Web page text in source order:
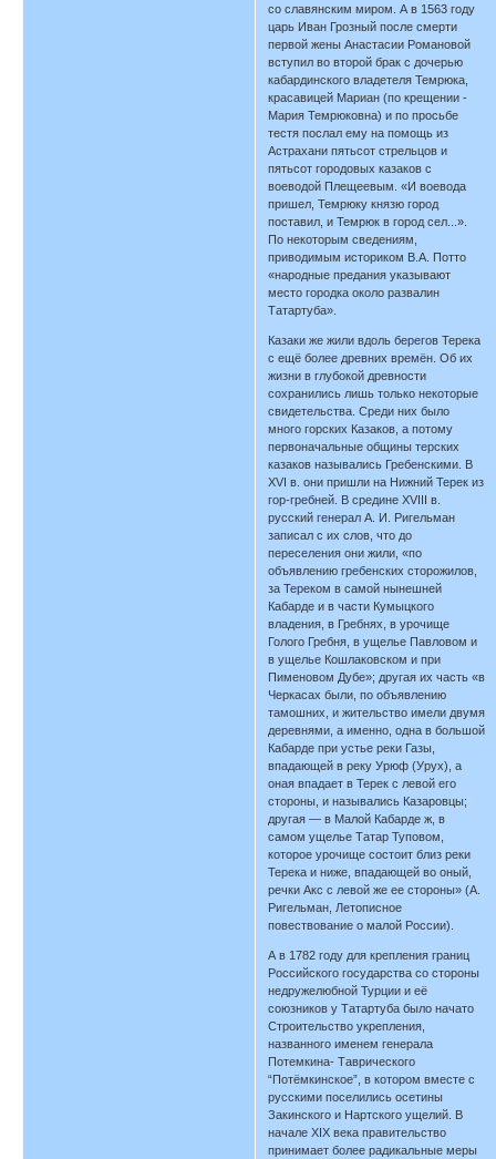
со славянским миром. А в 1563 году
царь Иван Грозный после смерти
первой жены Анастасии Романовой
вступил во второй брак с дочерью
кабардинского владетеля Темрюка,
красавицей Мариан (по крещении -
Мария Темрюковна) и по просьбе
тестя послал ему на помощь из
Астрахани пятьсот стрельцов и
пятьсот городовых казаков с
воеводой Плещеевым. «И воевода
пришел, Темрюку князю город
поставил, и Темрюк в город сел...».
По некоторым сведениям,
приводимым историком В.А. Потто
«народные предания указывают
место городка около развалин
Татартуба».
Казаки же жили вдоль берегов Терека
с ещё более древних времён. Об их
жизни в глубокой древности
сохранились лишь только некоторые
свидетельства. Среди них было
много горских Казаков, а потому
первоначальные общины терских
казаков назывались Гребенскими. В
XVI в. они пришли на Нижний Терек из
гор-гребней. В средине XVIII в.
русский генерал А. И. Ригельман
записал с их слов, что до
переселения они жили, «по
объявлению гребенских сторожилов,
за Тереком в самой нынешней
Кабарде и в части Кумыцкого
владения, в Гребнях, в урочище
Голого Гребня, в ущелье Павловом и
в ущелье Кошлаковском и при
Пименовом Дубе»; другая их часть «в
Черкасах были, по объявлению
тамошних, и жительство имели двумя
деревнями, а именно, одна в большой
Кабарде при устье реки Газы,
впадающей в реку Урюф (Урух), а
оная впадает в Терек с левой его
стороны, и назывались Казаровцы;
другая — в Малой Кабарде ж, в
самом ущелье Татар Туповом,
которое урочище состоит близ реки
Терека и ниже, впадающей во оный,
речки Акс с левой же ее стороны» (А.
Ригельман, Летописное
повествование о малой России).
А в 1782 году для крепления границ
Российского государства со стороны
недружелюбной Турции и её
союзников у Татартуба было начато
Строительство укрепления,
названного именем генерала
Потемкина- Таврического
“Потёмкинское”, в котором вместе с
русскими поселились осетины
Закинского и Нартского ущелий. В
начале XIX века правительство
принимает более радикальные меры